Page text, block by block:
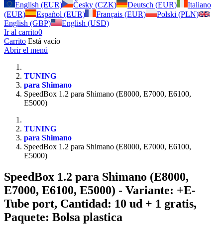
English (EUR)
Česky (CZK) Deutsch (EUR)
Italiano
(EUR)
Español (EUR) Français (EUR)
Polski (PLN)
English (GBP)
English (USD)
Ir al carrito0
Carrito Está vacío
Abrir el menú
TUNING
para Shimano
SpeedBox 1.2 para Shimano (E8000, E7000, E6100,
E5000)
TUNING
para Shimano
SpeedBox 1.2 para Shimano (E8000, E7000, E6100,
E5000)
SpeedBox 1.2 para Shimano (E8000,
E7000, E6100, E5000) - Variante: +E-
Tube port, Cantidad: 10 ud + 1 gratis,
Paquete: Bolsa plastica